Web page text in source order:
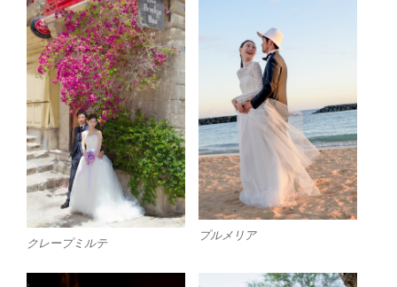
クレープミルテ
プルメリア